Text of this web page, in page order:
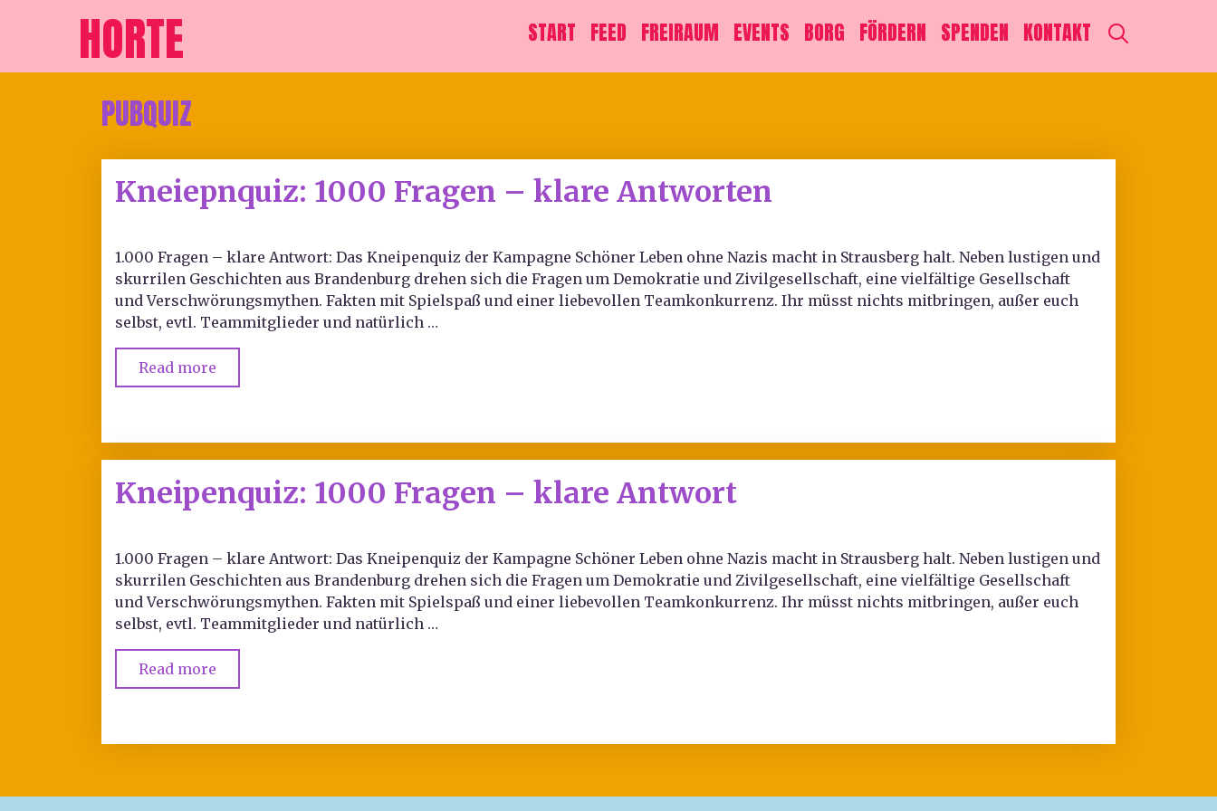
HORTE START FEED FREIRAUM EVENTS BORG FÖRDERN SPENDEN KONTAKT
PUBQUIZ
Kneiepnquiz: 1000 Fragen – klare Antworten
1.000 Fragen – klare Antwort: Das Kneipenquiz der Kampagne Schöner Leben ohne Nazis macht in Strausberg halt. Neben lustigen und
skurrilen Geschichten aus Brandenburg drehen sich die Fragen um Demokratie und Zivilgesellschaft, eine vielfältige Gesellschaft
und Verschwörungsmythen. Fakten mit Spielspaß und einer liebevollen Teamkonkurrenz. Ihr müsst nichts mitbringen, außer euch
selbst, evtl. Teammitglieder und natürlich …
Read more
Kneipenquiz: 1000 Fragen – klare Antwort
1.000 Fragen – klare Antwort: Das Kneipenquiz der Kampagne Schöner Leben ohne Nazis macht in Strausberg halt. Neben lustigen und
skurrilen Geschichten aus Brandenburg drehen sich die Fragen um Demokratie und Zivilgesellschaft, eine vielfältige Gesellschaft
und Verschwörungsmythen. Fakten mit Spielspaß und einer liebevollen Teamkonkurrenz. Ihr müsst nichts mitbringen, außer euch
selbst, evtl. Teammitglieder und natürlich …
Read more